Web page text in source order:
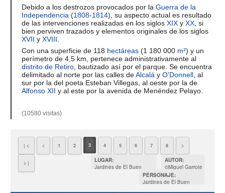
Debido a los destrozos provocados por la Guerra de la
Independencia (1808-1814), su aspecto actual es resultado
de las intervenciones realizadas en los siglos XIX y XX , si
bien perviven trazados y elementos originales de los siglos
XVII y XVIII
Con una superficie de 118 hectáreas (1 180 000 m²) y un
perímetro de 4,5 km, pertenece administrativamente al
distrito de Retiro , bautizado así por el parque. Se encuentra
delimitado al norte por las calles deAlcalá y O'Donnell , al
sur por la del poeta Esteban Villegas, al oeste por la de
Alfonso XII y al este por la avenida de Menéndez Pelayo.
(10580 visitas)
| < < 1 2 3 4 5 6 7 8 >
> |
AUTOR:
©Miguel Garrote
LUGAR:
Jardines de El Buen
PERSONAJE:
Jardines de El Buen